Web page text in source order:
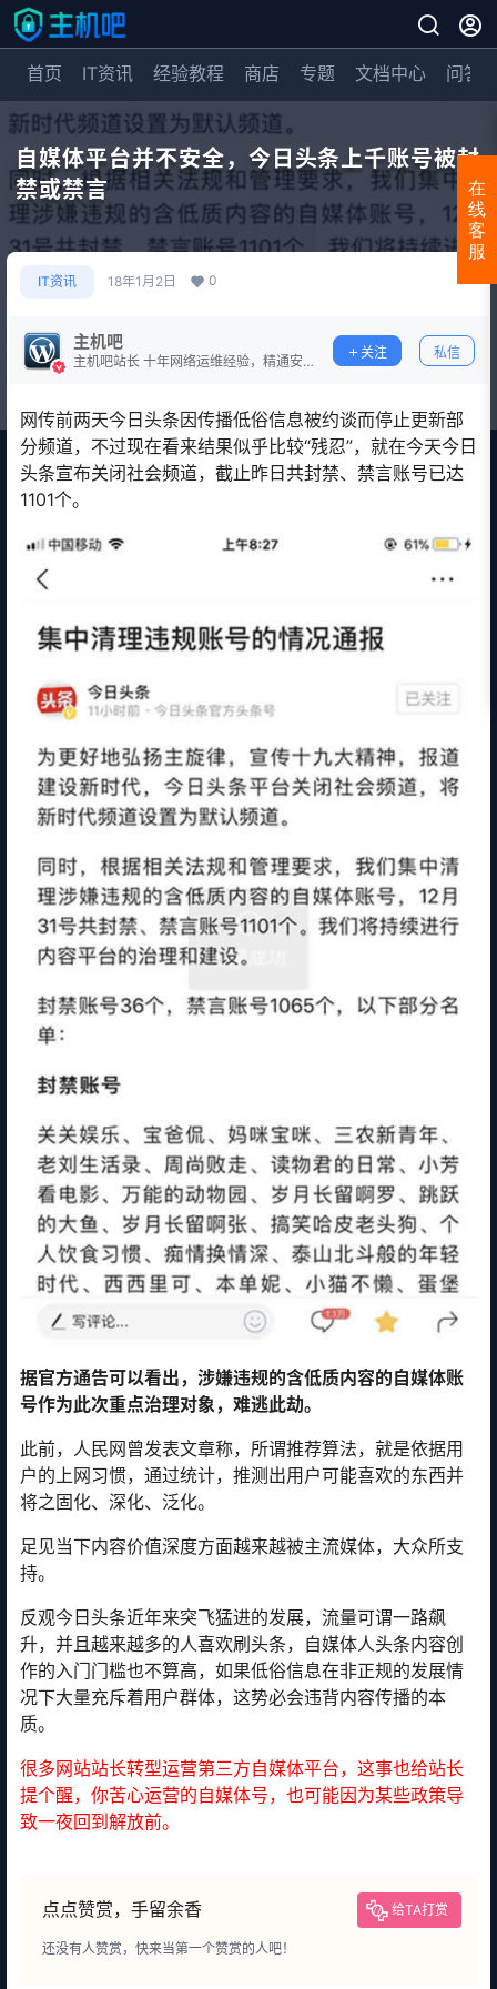
首页 IT资讯 经验教程 商店 专题 文档中心 问答
自媒体平台并不安全，今日头条上千账号被封
禁或禁言
IT资讯 18年1月2日 0
主机吧
主机吧站长 十年网络运维经验，精通安
关注 私信
网传前两天今日头条因传播低俗信息被约谈而停止更新部
分频道，不过现在看来结果似乎比较“残忍”，就在今天今日
头条宣布关闭社会频道，截止昨日共封禁、禁言账号已达
1101个。
据官方通告可以看出，涉嫌违规的含低质内容的自媒体账
号作为此次重点治理对象，难逃此劫。
此前，人民网曾发表文章称，所谓推荐算法，就是依据用
户的上网习惯，通过统计，推测出用户可能喜欢的东西并
将之固化、深化、泛化。
足见当下内容价值深度方面越来越被主流媒体，大众所支
持。
反观今日头条近年来突飞猛进的发展，流量可谓一路飙
升，并且越来越多的人喜欢刷头条，自媒体人头条内容创
作的入门门槛也不算高，如果低俗信息在非正规的发展情
况下大量充斥着用户群体，这势必会违背内容传播的本
质。
很多网站站长转型运营第三方自媒体平台，这事也给站长
提个醒，你苦心运营的自媒体号，也可能因为某些政策导
致一夜回到解放前。
点点赞赏，手留余香 给TA打赏
还没有人赞赏，快来当第一个赞赏的人吧！
在
线
客
服